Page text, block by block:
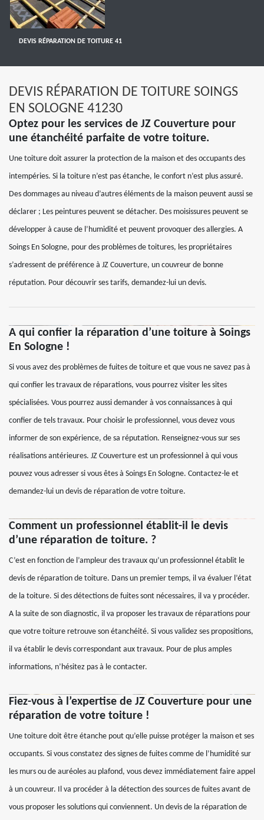
DEVIS RÉPARATION DE TOITURE 41
DEVIS RÉPARATION DE TOITURE SOINGS
EN SOLOGNE 41230
Optez pour les services de JZ Couverture pour
une étanchéité parfaite de votre toiture.
Une toiture doit assurer la protection de la maison et des occupants des
intempéries. Si la toiture n’est pas étanche, le confort n’est plus assuré.
Des dommages au niveau d’autres éléments de la maison peuvent aussi se
déclarer ; Les peintures peuvent se détacher. Des moisissures peuvent se
développer à cause de l’humidité et peuvent provoquer des allergies. A
Soings En Sologne, pour des problèmes de toitures, les propriétaires
s’adressent de préférence à JZ Couverture, un couvreur de bonne
réputation. Pour découvrir ses tarifs, demandez-lui un devis.
A qui confier la réparation d’une toiture à Soings
En Sologne !
Si vous avez des problèmes de fuites de toiture et que vous ne savez pas à
qui confier les travaux de réparations, vous pourrez visiter les sites
spécialisées. Vous pourrez aussi demander à vos connaissances à qui
confier de tels travaux. Pour choisir le professionnel, vous devez vous
informer de son expérience, de sa réputation. Renseignez-vous sur ses
réalisations antérieures. JZ Couverture est un professionnel à qui vous
pouvez vous adresser si vous êtes à Soings En Sologne. Contactez-le et
demandez-lui un devis de réparation de votre toiture.
Comment un professionnel établit-il le devis
d’une réparation de toiture. ?
C’est en fonction de l’ampleur des travaux qu’un professionnel établit le
devis de réparation de toiture. Dans un premier temps, il va évaluer l’état
de la toiture. Si des détections de fuites sont nécessaires, il va y procéder.
A la suite de son diagnostic, il va proposer les travaux de réparations pour
que votre toiture retrouve son étanchéité. Si vous validez ses propositions,
il va établir le devis correspondant aux travaux. Pour de plus amples
informations, n’hésitez pas à le contacter.
Fiez-vous à l’expertise de JZ Couverture pour une
réparation de votre toiture !
Une toiture doit être étanche pout qu’elle puisse protéger la maison et ses
occupants. Si vous constatez des signes de fuites comme de l’humidité sur
les murs ou de auréoles au plafond, vous devez immédiatement faire appel
à un couvreur. Il va procéder à la détection des sources de fuites avant de
vous proposer les solutions qui conviennent. Un devis de la réparation de